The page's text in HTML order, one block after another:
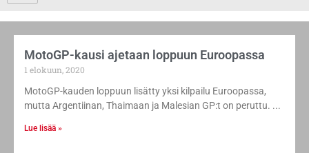
MotoGP-kausi ajetaan loppuun Euroopassa
1 elokuun, 2020
MotoGP-kauden loppuun lisätty yksi kilpailu Euroopassa,
mutta Argentiinan, Thaimaan ja Malesian GP:t on peruttu.
Lue lisää »